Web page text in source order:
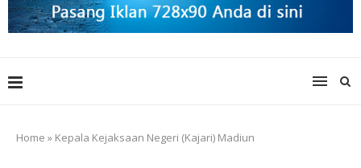
Home » Kepala Kejaksaan Negeri (Kajari) Madiun